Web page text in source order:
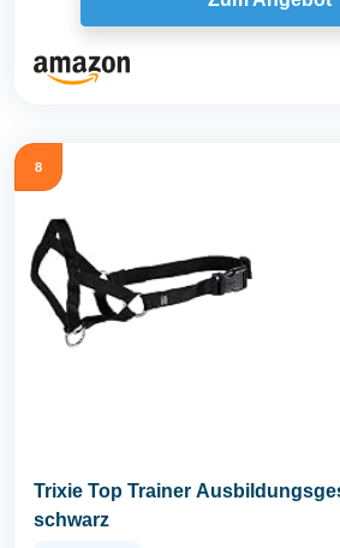
8
Trixie Top Trainer
schwarz